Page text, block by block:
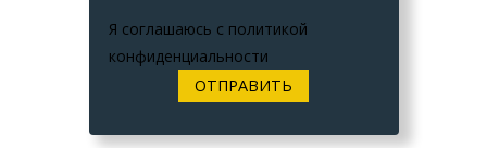
Я соглашаюсь с политикой
конфиденциальности